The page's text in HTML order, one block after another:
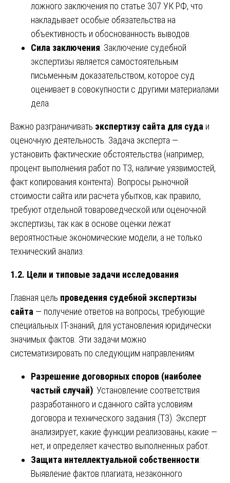
ложного заключения по статье 307 УК РФ, что
накладывает особые обязательства на
объективность и обоснованность выводов.
Сила заключения: Заключение судебной
экспертизы является самостоятельным
письменным доказательством, которое суд
оценивает в совокупности с другими материалами
дела.
Важно разграничивать экспертизу сайта для суда и
оценочную деятельность. Задача эксперта —
установить фактические обстоятельства (например,
процент выполнения работ по ТЗ, наличие уязвимостей,
факт копирования контента). Вопросы рыночной
стоимости сайта или расчета убытков, как правило,
требуют отдельной товароведческой или оценочной
экспертизы, так как в основе оценки лежат
вероятностные экономические модели, а не только
технический анализ.
1.2. Цели и типовые задачи исследования
Главная цель проведения судебной экспертизы
сайта — получение ответов на вопросы, требующие
специальных IT-знаний, для установления юридически
значимых фактов. Эти задачи можно
систематизировать по следующим направлениям:
Разрешение договорных споров (наиболее
частый случай): Установление соответствия
разработанного и сданного сайта условиям
договора и технического задания (ТЗ). Эксперт
анализирует, какие функции реализованы, какие —
нет, и определяет качество выполненных работ.
Защита интеллектуальной собственности:
Выявление фактов плагиата, незаконного